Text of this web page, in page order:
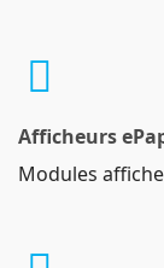
Afficheurs
Modules